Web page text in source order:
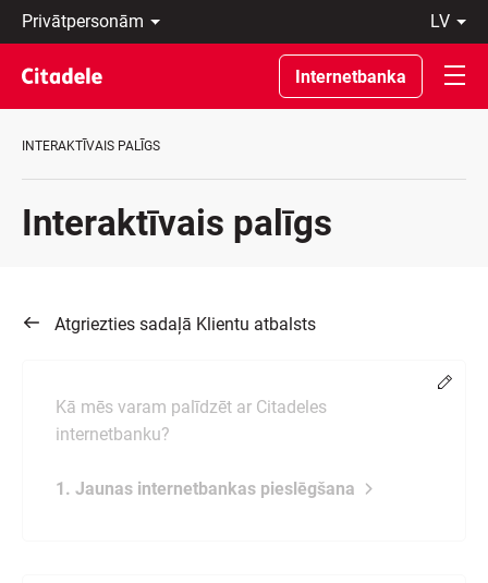
Privātpersonām
Uzņēmumiem
Private
Banking
Par
C
lv
Latviski
По-
русски
In
Internetbanka
INTERAKTĪVAIS PALĪGS
Interaktīvais palīgs
Atgriezties sadaļā Klientu atbalsts
Kā mēs varam palīdzēt ar Citadeles
internetbanku?
1. Jaunas internetbankas pieslēgšana